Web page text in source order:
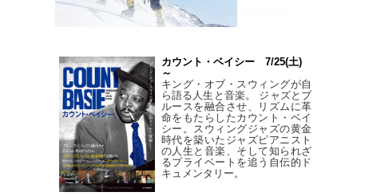
カウント・ベイシー 7/25(土)
～
キング・オブ・スウィングが自
ら語る人生と音楽。 ジャズとブ
ルースを融合させ、リズムに革
命をもたらしたカウント・ベイ
シー。スウィングジャズの黄金
時代を築いたジャズピアニスト
の人生と音楽、そして知られざ
るプライベートを追う自伝的ド
キュメンタリー。